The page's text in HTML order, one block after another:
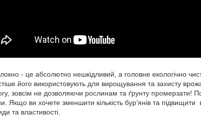
- це абсолютно нешкідливий, а головне екологічно
його використовують для вирощування та захисту
зовсім не дозволяючи рослинам та ґрунту промерзати!
Якщо ви хочете зменшити кількість бур'янів та
та властивості.